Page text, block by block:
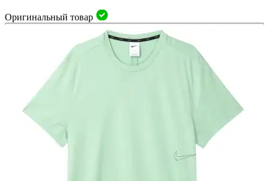
Оригинальный товар